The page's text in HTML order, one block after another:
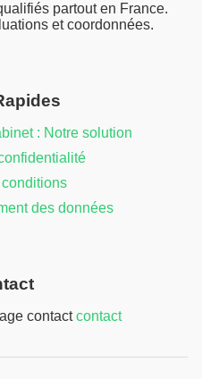
partout en France.
et coordonnées.
: Notre solution
conditions
des données
contactcontact